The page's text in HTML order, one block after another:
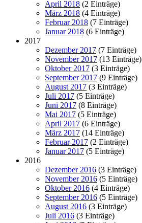
April 2018 (2 Einträge)
März 2018 (4 Einträge)
Februar 2018 (7 Einträge)
Januar 2018 (6 Einträge)
2017
Dezember 2017 (7 Einträge)
November 2017 (13 Einträge)
Oktober 2017 (3 Einträge)
September 2017 (9 Einträge)
August 2017 (3 Einträge)
Juli 2017 (5 Einträge)
Juni 2017 (8 Einträge)
Mai 2017 (5 Einträge)
April 2017 (6 Einträge)
März 2017 (14 Einträge)
Februar 2017 (2 Einträge)
Januar 2017 (5 Einträge)
2016
Dezember 2016 (3 Einträge)
November 2016 (5 Einträge)
Oktober 2016 (4 Einträge)
September 2016 (5 Einträge)
August 2016 (3 Einträge)
Juli 2016 (3 Einträge)